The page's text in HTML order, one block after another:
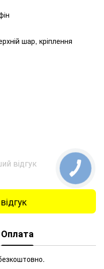
шар, кріплення
відгук
Оплата